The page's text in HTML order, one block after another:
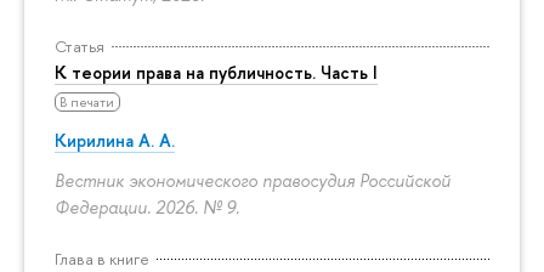
Статья
К теории права на публичность. Часть I
В печати
Кирилина А. А.
Вестник экономического правосудия Российской
Федерации. 2026. № 9.
Глава в книге